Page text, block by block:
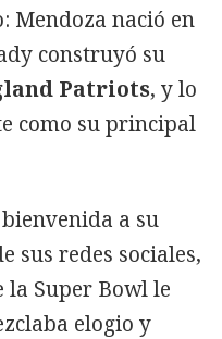
Mendoza nació en
construyó su
Patriots, y lo
como su principal
a su
sus redes sociales,
la Super Bowl le
elogio y